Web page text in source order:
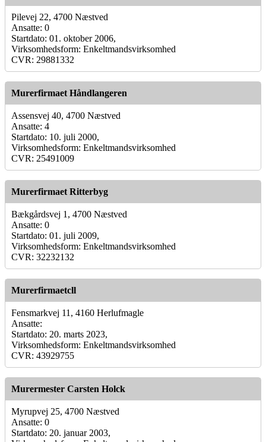
Pilevej 22, 4700 Næstved
Ansatte: 0
Startdato: 01. oktober 2006,
Virksomhedsform: Enkeltmandsvirksomhed
CVR: 29881332
Murerfirmaet Håndlangeren
Assensvej 40, 4700 Næstved
Ansatte: 4
Startdato: 10. juli 2000,
Virksomhedsform: Enkeltmandsvirksomhed
CVR: 25491009
Murerfirmaet Ritterbyg
Bækgårdsvej 1, 4700 Næstved
Ansatte: 0
Startdato: 01. juli 2009,
Virksomhedsform: Enkeltmandsvirksomhed
CVR: 32232132
Murerfirmaetcll
Fensmarkvej 11, 4160 Herlufmagle
Ansatte:
Startdato: 20. marts 2023,
Virksomhedsform: Enkeltmandsvirksomhed
CVR: 43929755
Murermester Carsten Holck
Myrupvej 25, 4700 Næstved
Ansatte: 0
Startdato: 20. januar 2003,